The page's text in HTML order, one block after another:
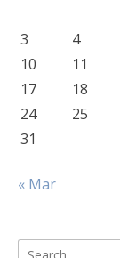
3
4
10
11
17
18
24
25
31
« Mar
Search